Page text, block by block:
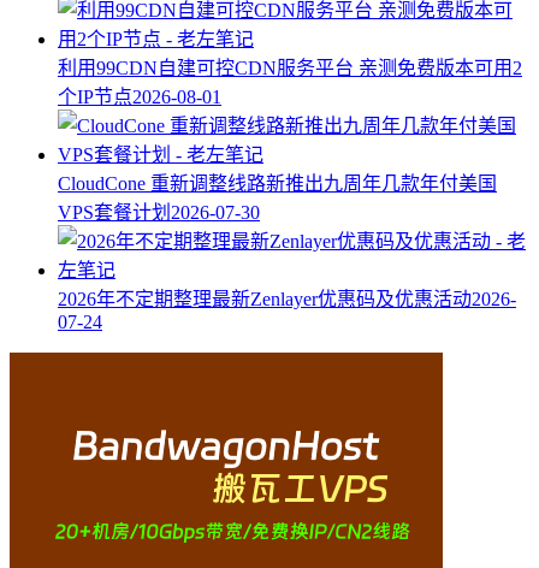
利用99CDN自建可控CDN服务平台 亲测免费版本可用2
个IP节点2026-08-01
CloudCone 重新调整线路新推出九周年几款年付美国
VPS套餐计划 2026-07-30
2026年不定期整理最新Zenlayer优惠码及优惠活动2026-
07-24